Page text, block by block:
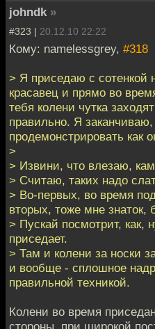
johndk »
#323 | 20.12.10 22:22
Кому: namelessgrey, #318
> Я приседаю с сотенкой
красавец и прямо во
тебя колени чутка
правильно. Я
продемонстрировать как
>
> Извини, что влезаю,
> Считаю, таких надо
> Во-первых, во время
вторых, тоже мне знаток,
> Пускай посмотрит, как,
приседает.
> Там и колени за носки
и вообще - сплошное
правильной техникой.
Колени во время
стороны, при широкой